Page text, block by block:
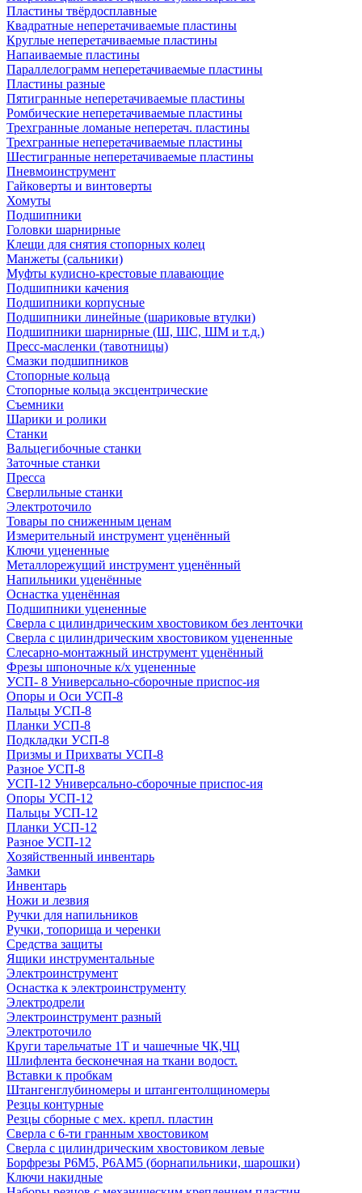
Пластины твёрдосплавные
Квадратные неперетачиваемые пластины
Круглые неперетачиваемые пластины
Напаиваемые пластины
Параллелограмм неперетачиваемые пластины
Пластины разные
Пятигранные неперетачиваемые пластины
Ромбические неперетачиваемые пластины
Трехгранные ломаные неперетач. пластины
Трехгранные неперетачиваемые пластины
Шестигранные неперетачиваемые пластины
Пневмоинструмент
Гайковерты и винтоверты
Хомуты
Подшипники
Головки шарнирные
Клещи для снятия стопорных колец
Манжеты (сальники)
Муфты кулисно-крестовые плавающие
Подшипники качения
Подшипники корпусные
Подшипники линейные (шариковые втулки)
Подшипники шарнирные (Ш, ШС, ШМ и т.д.)
Пресс-масленки (тавотницы)
Смазки подшипников
Стопорные кольца
Стопорные кольца эксцентрические
Съемники
Шарики и ролики
Станки
Вальцегибочные станки
Заточные станки
Пресса
Сверлильные станки
Электроточило
Товары по сниженным ценам
Измерительный инструмент уценённый
Ключи уцененные
Металлорежущий инструмент уценённый
Напильники уценённые
Оснастка уценённая
Подшипники уцененные
Сверла с цилиндрическим хвостовиком без ленточки
Сверла с цилиндрическим хвостовиком уцененные
Слесарно-монтажный инструмент уценённый
Фрезы шпоночные к/х уцененные
УСП- 8 Универсально-сборочные приспос-ия
Опоры и Оси УСП-8
Пальцы УСП-8
Планки УСП-8
Подкладки УСП-8
Призмы и Прихваты УСП-8
Разное УСП-8
УСП-12 Универсально-сборочные приспос-ия
Опоры УСП-12
Пальцы УСП-12
Планки УСП-12
Разное УСП-12
Хозяйственный инвентарь
Замки
Инвентарь
Ножи и лезвия
Ручки для напильников
Ручки, топорища и черенки
Средства защиты
Ящики инструментальные
Электроинструмент
Оснастка к электроинструменту
Электродрели
Электроинструмент разный
Электроточило
Круги тарельчатые 1Т и чашечные ЧК,ЧЦ
Шлифлента бесконечная на ткани водост.
Вставки к пробкам
Штангенглубиномеры и штангентолщиномеры
Резцы контурные
Резцы сборные с мех. крепл. пластин
Сверла с 6-ти гранным хвостовиком
Сверла с цилиндрическим хвостовиком левые
Борфрезы Р6М5, Р6АМ5 (борнапильники, шарошки)
Ключи накидные